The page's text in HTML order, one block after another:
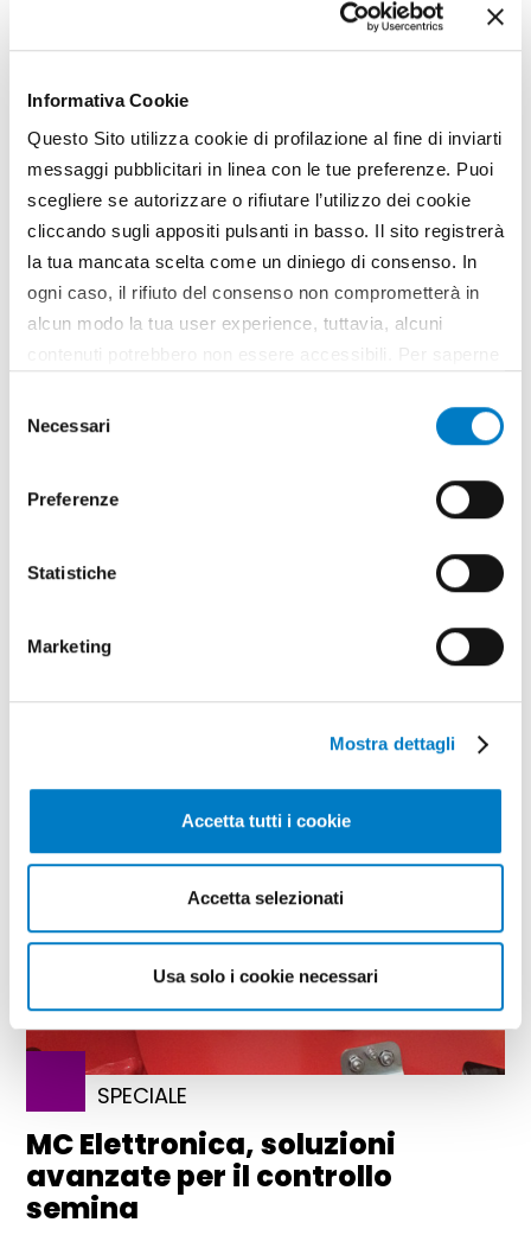
Informativa Cookie
Questo Sito utilizza cookie di profilazione al fine di inviarti
messaggi pubblicitari in linea con le tue preferenze. Puoi
scegliere se autorizzare o rifiutare l’utilizzo dei cookie
cliccando sugli appositi pulsanti in basso. Il sito registrerà
la tua mancata scelta come un diniego di consenso. In
ogni caso, il rifiuto del consenso non comprometterà in
alcun modo la tua user experience, tuttavia, alcuni
contenuti potrebbero non essere accessibili. Per saperne
all’utilizzo di tutti, o solamente di alcuni di essi, ti
delNecessari
Preferenze
Statistiche
Marketing
Mostra dettagli
Accetta tutti i cookie
Accetta selezionati
Usa solo i cookie necessari
SPECIALE
MC Elettronica, sistemi evoluti
per lagricoltura
L’azienda rodigina MC Elettronica (la sede è a
Fiesso Umbertiano) si presenta ad EIMA
Ecco, nel dettaglio, le principali. Pro-Seeder. Si tratta
di un sistema di fotocellule per seminatrici a righe,
TAG MC Elettronica
SPECIALE
MC Elettronica, soluzioni
avanzate per il controllo
semina